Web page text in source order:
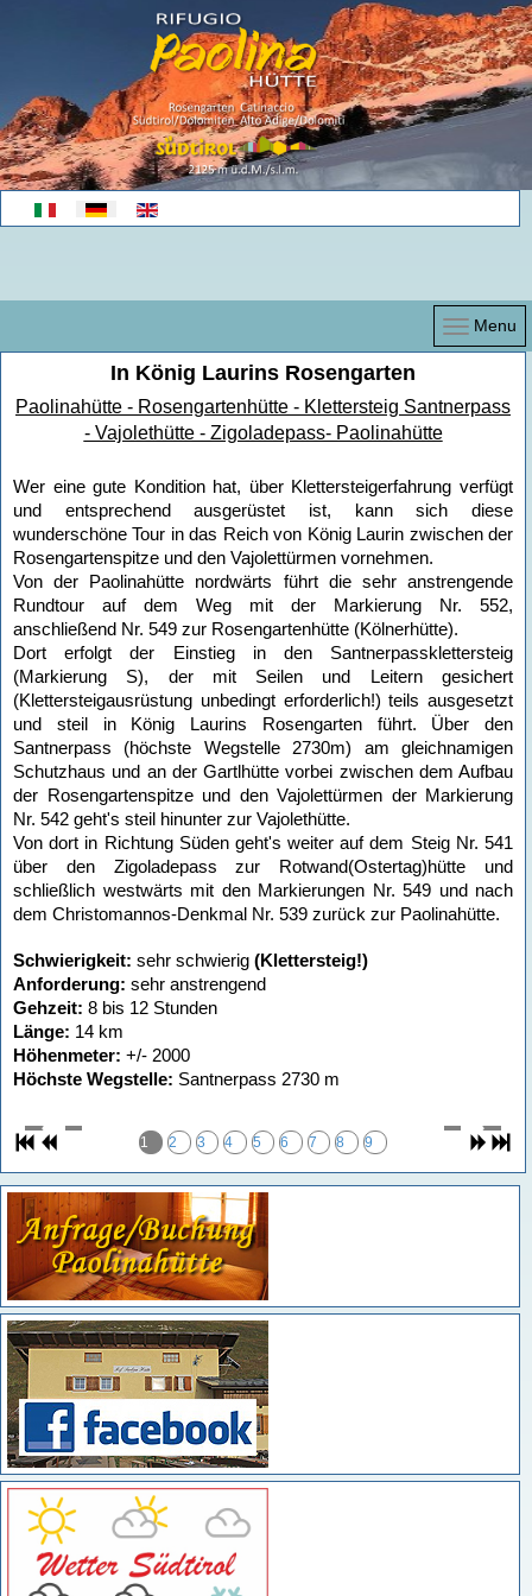
Sprache auswählen
Menu
In König Laurins Rosengarten
Paolinahütte - Rosengartenhütte - Klettersteig Santnerpass
- Vajolethütte - Zigoladepass- Paolinahütte
Wer eine gute Kondition hat, über Klettersteigerfahrung verfügt
und entsprechend ausgerüstet ist, kann sich diese
wunderschöne Tour in das Reich von König Laurin zwischen der
Rosengartenspitze und den Vajolettürmen vornehmen.
Von der Paolinahütte nordwärts führt die sehr anstrengende
Rundtour auf dem Weg mit der Markierung Nr. 552,
anschließend Nr. 549 zur Rosengartenhütte (Kölnerhütte).
Dort erfolgt der Einstieg in den Santnerpassklettersteig
(Markierung S), der mit Seilen und Leitern gesichert
(Klettersteigausrüstung unbedingt erforderlich!) teils ausgesetzt
und steil in König Laurins Rosengarten führt. Über den
Santnerpass (höchste Wegstelle 2730m) am gleichnamigen
Schutzhaus und an der Gartlhütte vorbei zwischen dem Aufbau
der Rosengartenspitze und den Vajolettürmen der Markierung
Nr. 542 geht's steil hinunter zur Vajolethütte.
Von dort in Richtung Süden geht's weiter auf dem Steig Nr. 541
über den Zigoladepass zur Rotwand(Ostertag)hütte und
schließlich westwärts mit den Markierungen Nr. 549 und nach
dem Christomannos-Denkmal Nr. 539 zurück zur Paolinahütte.
Schwierigkeit: sehr schwierig (Klettersteig!)
Anforderung: sehr anstrengend
Gehzeit: 8 bis 12 Stunden
Länge: 14 km
Höhenmeter: +/- 2000
Höchste Wegstelle: Santnerpass 2730 m
1 2 3 4 5 6 7 8 9